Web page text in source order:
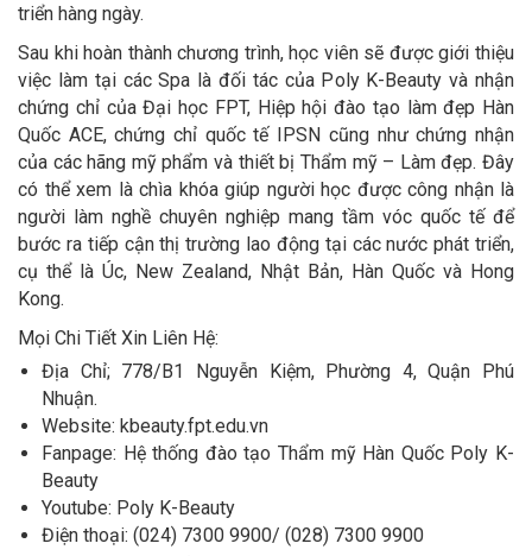
triển hàng ngày.
Sau khi hoàn thành chương trình, học viên sẽ được giới thiệu
việc làm tại các Spa là đối tác của Poly K-Beauty và nhận
chứng chỉ của Đại học FPT, Hiệp hội đào tạo làm đẹp Hàn
Quốc ACE, chứng chỉ quốc tế IPSN cũng như chứng nhận
của các hãng mỹ phẩm và thiết bị Thẩm mỹ – Làm đẹp. Đây
có thể xem là chìa khóa giúp người học được công nhận là
người làm nghề chuyên nghiệp mang tầm vóc quốc tế để
bước ra tiếp cận thị trường lao động tại các nước phát triển,
cụ thể là Úc, New Zealand, Nhật Bản, Hàn Quốc và Hong
Kong.
Mọi Chi Tiết Xin Liên Hệ:
Địa Chỉ; 778/B1 Nguyễn Kiệm, Phường 4, Quận Phú
Nhuận.
Website: kbeauty.fpt.edu.vn
Fanpage: Hệ thống đào tạo Thẩm mỹ Hàn Quốc Poly K-
Beauty
Youtube: Poly K-Beauty
Điện thoại: (024) 7300 9900/ (028) 7300 9900